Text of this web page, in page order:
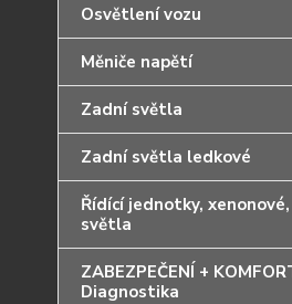
Osvětlení vozu
Měniče napětí
Zadní světla
Zadní světla ledkové
Řídící jednotky, xenonové,
světla
ZABEZPEČENÍ +
Diagnostika